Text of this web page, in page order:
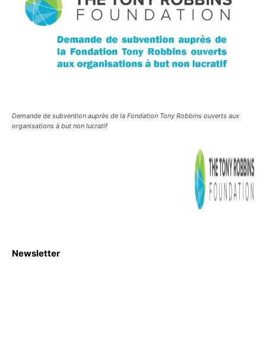
Demande de subvention auprès de la Fondation Tony Robbins ouverts aux
organisations à but non lucratif
Newsletter